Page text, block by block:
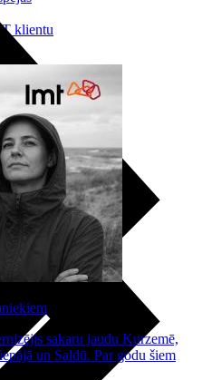
klientu
sakaru jaudu Kurzemē,
un Saldū. Par godu šiem